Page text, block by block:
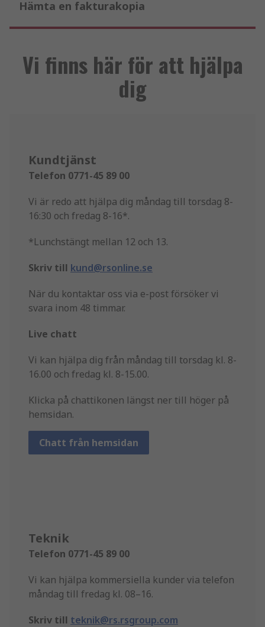
Hämta en fakturakopia
Vi finns här för att hjälpa
dig
Kundtjänst
Telefon 0771-45 89 00
Vi är redo att hjälpa dig måndag till torsdag 8-
16:30 och fredag 8-16*.
*Lunchstängt mellan 12 och 13.
Skriv till kund@rsonline.se
När du kontaktar oss via e-post försöker vi
svara inom 48 timmar.
Live chatt
Vi kan hjälpa dig från måndag till torsdag kl. 8-
16.00 och fredag kl. 8-15.00.
Klicka på chattikonen längst ner till höger på
hemsidan.
Chatt från hemsidan
Teknik
Telefon 0771-45 89 00
Vi kan hjälpa kommersiella kunder via telefon
måndag till fredag kl. 08–16.
Skriv till teknik@rs.rsgroup.com